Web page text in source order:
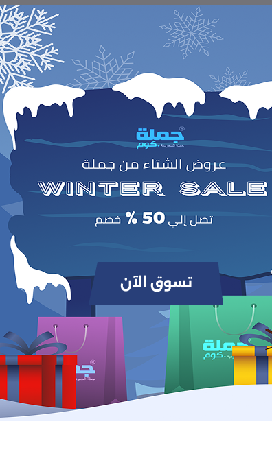
0 من أصل 5.0
TT لشعر فروة الرأسمناسب للشعر الرطب والجاف
.
مزودبشعيرات مرنة
تساعد على تسهيل التمشيط وتحفيز نمو الشعر بلطف.
على
شعر ناعم وصحي
المنتجات التي يتم شراؤها بشكل